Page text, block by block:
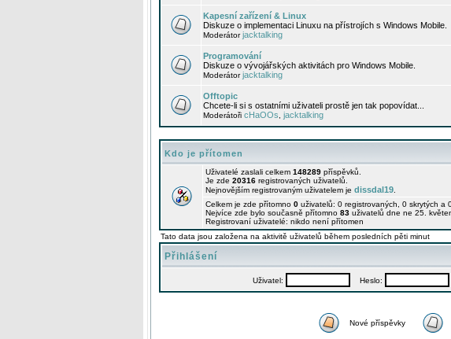
Kapesní zařízení & Linux
Diskuze o implementaci Linuxu na přístrojích s Windows Mobile.
Moderátorjacktalking
Programování
Diskuze o vývojářských aktivitách pro Windows Mobile.
Moderátorjacktalking
Offtopic
Chcete-li si s ostatními uživateli prostě jen tak popovídat...
Moderátoři cHaOOs jacktalking
Kdo je přítomen
Uživatelé zaslali celkem 148289 příspěvků.
Je zde 20316 registrovaných uživatelů.
Nejnovějším registrovaným uživatelem je dissdal19
Celkem je zde přítomno 0 uživatelů: 0 registrovaných, 0 skrytých
Nejvíce zde bylo současně přítomno 83 uživatelů dne ne 25.
Registrovaní uživatelé: nikdo není přítomen
Tato data jsou založena na aktivitě uživatelů během posledních pěti minut
Přihlášení
Uživatel: Heslo:
Nové příspěvky